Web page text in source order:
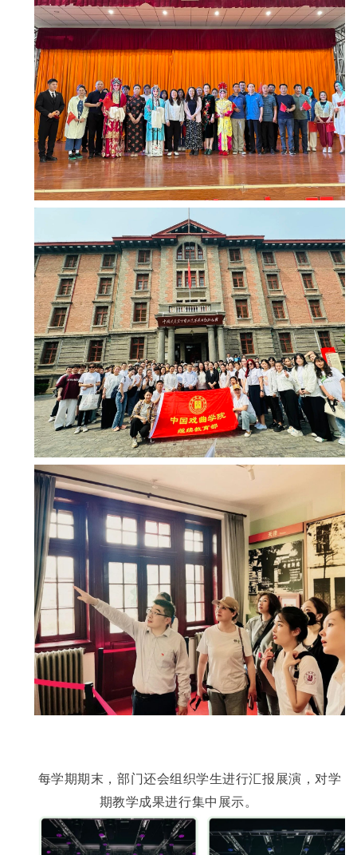
每学期期末，部门还会组织学生进行汇报展演，对学
期教学成果进行集中展示。